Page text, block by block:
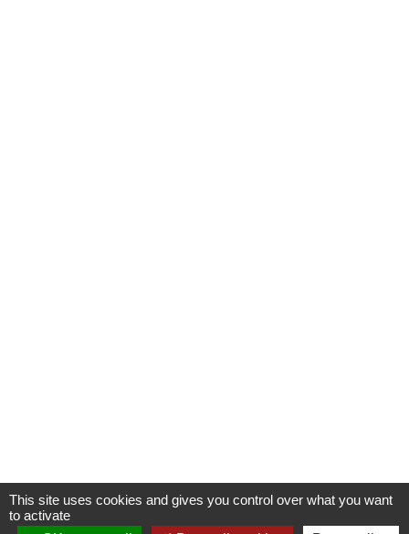
This site uses cookies and gives you control over what you want
to activate